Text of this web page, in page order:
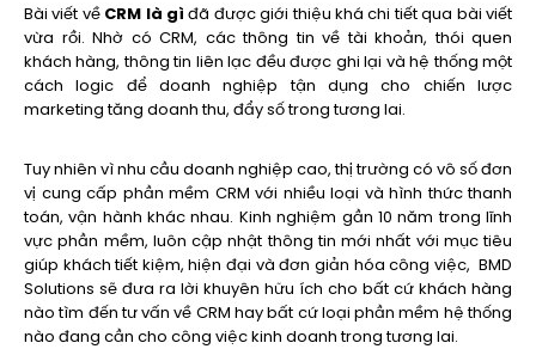
Bài viết về CRM là gì đã được giới thiệu khá chi tiết qua bài viết
vừa rồi. Nhờ có CRM, các thông tin về tài khoản, thói quen
khách hàng, thông tin liên lạc đều được ghi lại và hệ thống một
cách logic để doanh nghiệp tận dụng cho chiến lược
marketing tăng doanh thu, đẩy số trong tương lai.
Tuy nhiên vì nhu cầu doanh nghiệp cao, thị trường có vô số đơn
vị cung cấp phần mềm CRM với nhiều loại và hình thức thanh
toán, vận hành khác nhau. Kinh nghiệm gần 10 năm trong lĩnh
vực phần mềm, luôn cập nhật thông tin mới nhất với mục tiêu
giúp khách tiết kiệm, hiện đại và đơn giản hóa công việc, BMD
Solutions sẽ đưa ra lời khuyên hữu ích cho bất cứ khách hàng
nào tìm đến tư vấn về CRM hay bất cứ loại phần mềm hệ thống
nào đang cần cho công việc kinh doanh trong tương lai.